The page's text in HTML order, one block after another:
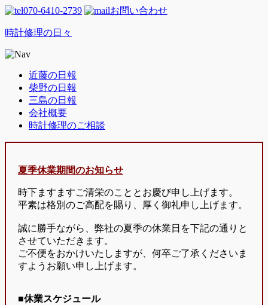
070-6410-2739 お問い合わせ
時計修理の日々
近藤の日報
柴野の日報
三島の日報
会社概要
時計修理のご相談
夏季休業期間のお知らせ
時下ますますご清栄のこととお慶び申し上げます。
平素は格別のご高配を賜り、厚く御礼申し上げます。
誠に勝手ながら、弊社の夏季の休業日を下記の通りと
させていただきます。
ご不便をおかけいたしますが、何卒ご了承くださいま
すようお願い申し上げます。
■休業スケジュール